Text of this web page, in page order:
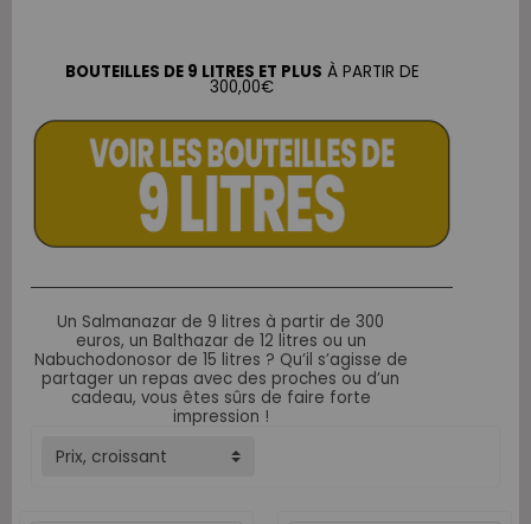
BOUTEILLES DE 9 LITRES ET PLUS À PARTIR DE
300,00€
Un Salmanazar de 9 litres à partir de 300
euros, un Balthazar de 12 litres ou un
Nabuchodonosor de 15 litres ? Qu’il s’agisse de
partager un repas avec des proches ou d’un
cadeau, vous êtes sûrs de faire forte
impression !
Prix, croissant